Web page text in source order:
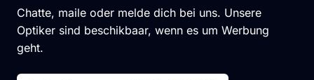
Chatte, maile oder melde dich bei uns. Unsere
Optiker sind beschikbaar, wenn es um Werbung
geht.